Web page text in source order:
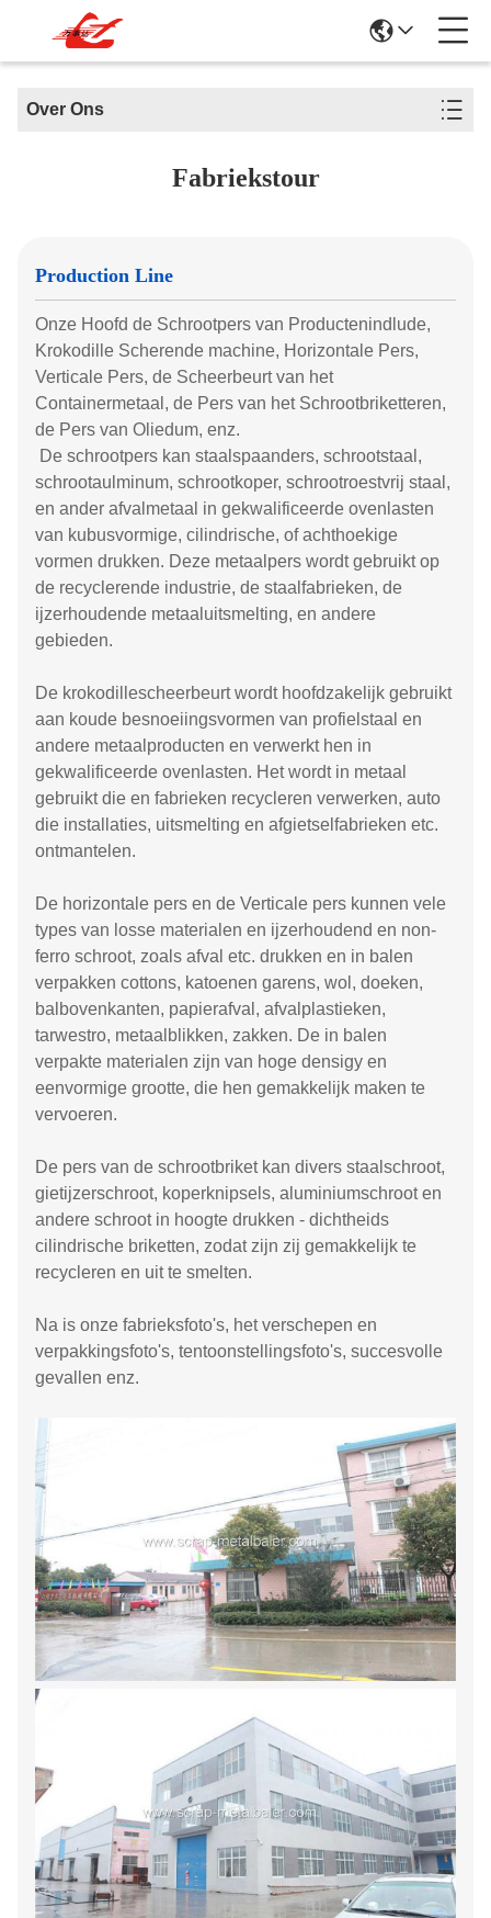
Over Ons
Fabriekstour
Production Line
Onze Hoofd de Schrootpers van Productenindlude,
Krokodille Scherende machine, Horizontale Pers,
Verticale Pers, de Scheerbeurt van het
Containermetaal, de Pers van het Schrootbriketteren,
de Pers van Oliedum, enz.
De schrootpers kan staalspaanders, schrootstaal,
schrootaulminum, schrootkoper, schrootroestvrij staal,
en ander afvalmetaal in gekwalificeerde ovenlasten
van kubusvormige, cilindrische, of achthoekige
vormen drukken. Deze metaalpers wordt gebruikt op
de recyclerende industrie, de staalfabrieken, de
ijzerhoudende metaaluitsmelting, en andere
gebieden.
De krokodillescheerbeurt wordt hoofdzakelijk gebruikt
aan koude besnoeiingsvormen van profielstaal en
andere metaalproducten en verwerkt hen in
gekwalificeerde ovenlasten. Het wordt in metaal
gebruikt die en fabrieken recycleren verwerken, auto
die installaties, uitsmelting en afgietselfabrieken etc.
ontmantelen.
De horizontale pers en de Verticale pers kunnen vele
types van losse materialen en ijzerhoudend en non-
ferro schroot, zoals afval etc. drukken en in balen
verpakken cottons, katoenen garens, wol, doeken,
balbovenkanten, papierafval, afvalplastieken,
tarwestro, metaalblikken, zakken. De in balen
verpakte materialen zijn van hoge densigy en
eenvormige grootte, die hen gemakkelijk maken te
vervoeren.
De pers van de schrootbriket kan divers staalschroot,
gietijzerschroot, koperknipsels, aluminiumschroot en
andere schroot in hoogte drukken - dichtheids
cilindrische briketten, zodat zijn zij gemakkelijk te
recycleren en uit te smelten.
Na is onze fabrieksfoto's, het verschepen en
verpakkingsfoto's, tentoonstellingsfoto's, succesvolle
gevallen enz.